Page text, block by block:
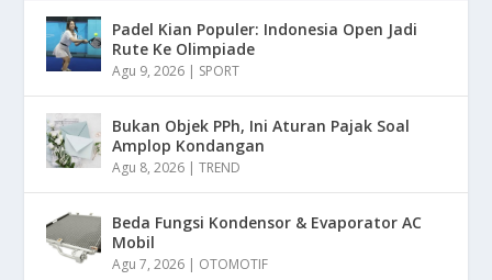
Padel Kian Populer: Indonesia Open Jadi
Rute Ke Olimpiade
Agu 9, 2026 | SPORT
Bukan Objek PPh, Ini Aturan Pajak Soal
Amplop Kondangan
Agu 8, 2026 |TREND
Beda Fungsi Kondensor & Evaporator AC
Mobil
Agu 7, 2026 | OTOMOTIF